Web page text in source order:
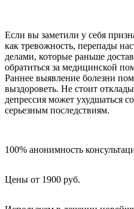
Если вы заметили у себя
как тревожность, перепады
делами, которые раньше
обратиться за медицинской
Раннее выявление болезни
выздороветь. Не стоит
депрессия может ухудшаться
серьезным последствиям.
100% анонимность
Цены от 1900 руб.